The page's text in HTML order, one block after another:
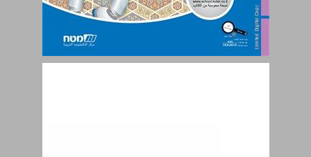
العَرَبِيَّةُ لُغَتُنا كِتابُ الصفِّ الخامِسِ مُرشِدُ المعلّم ... 0